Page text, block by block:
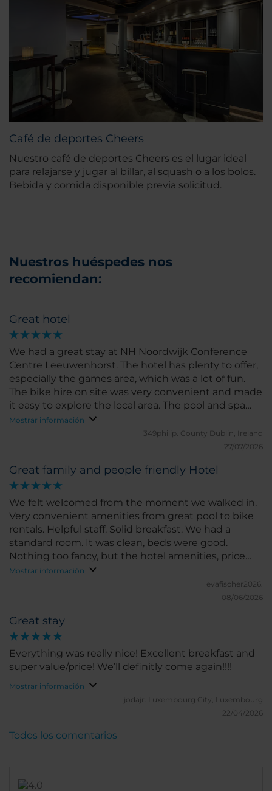
Café de deportes Cheers
Nuestro café de deportes Cheers es el lugar ideal
para relajarse y jugar al billar, al squash o a los bolos.
Bebida y comida disponible previa solicitud.
Nuestros huéspedes nos
recomiendan:
Great hotel
We had a great stay at NH Noordwijk Conference
Centre Leeuwenhorst. The hotel has plenty to offer,
especially the games area, which was a lot of fun.
The bike hire on site was very convenient and made
it easy to explore the local area. The pool and spa
facilities were excellent and a real highlight of our
stay. The rooms are a little old-fashioned in terms of
it’s a great hotel with good facilities and friendly
surroundings. We’d definitely consider staying here
again.
Mostrar información
349philip. County Dublin, Ireland
27/07/2026
Great family and people friendly Hotel
We felt welcomed from the moment we walked in.
Very convenient amenities from great pool to bike
rentals. Helpful staff. Solid breakfast. We had a
standard room. It was clean, beds were good.
Nothing too fancy, but the hotel amenities, price
and location totally made up for it. We will
Mostrar información
evafischer2026.
08/06/2026
Great stay
Everything was really nice! Excellent breakfast and
super value/price! We’ll definitly come again!!!!
Mostrar información
jodajr.
Luxembourg City, Luxembourg
22/04/2026
Todos los comentarios